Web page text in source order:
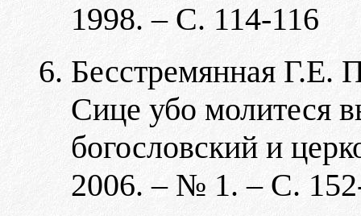
1998. – С. 114-116
Бесстремянная Г.Е.
Сице убо молитеся
богословский и
2006. – № 1. – С.